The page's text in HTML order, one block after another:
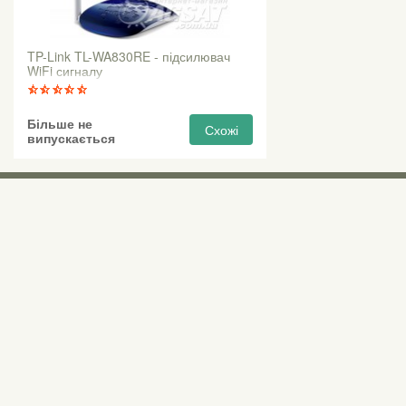
TP-Link TL-WA830RE - підсилювач
WiFi сигналу
Більше не
випускається
Схожі